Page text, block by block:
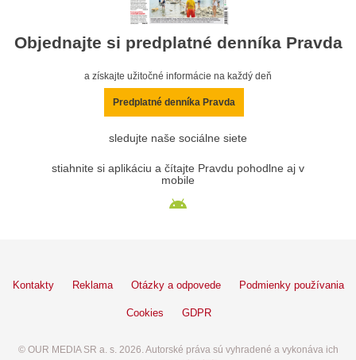
Objednajte si predplatné denníka Pravda
a získajte užitočné informácie na každý deň
Predplatné denníka Pravda
sledujte naše sociálne siete
stiahnite si aplikáciu a čítajte Pravdu pohodlne aj v
mobile
Kontakty Reklama Otázky a odpovede Podmienky používania
Cookies GDPR
© OUR MEDIA SR a. s. 2026. Autorské práva sú vyhradené a vykonáva ich